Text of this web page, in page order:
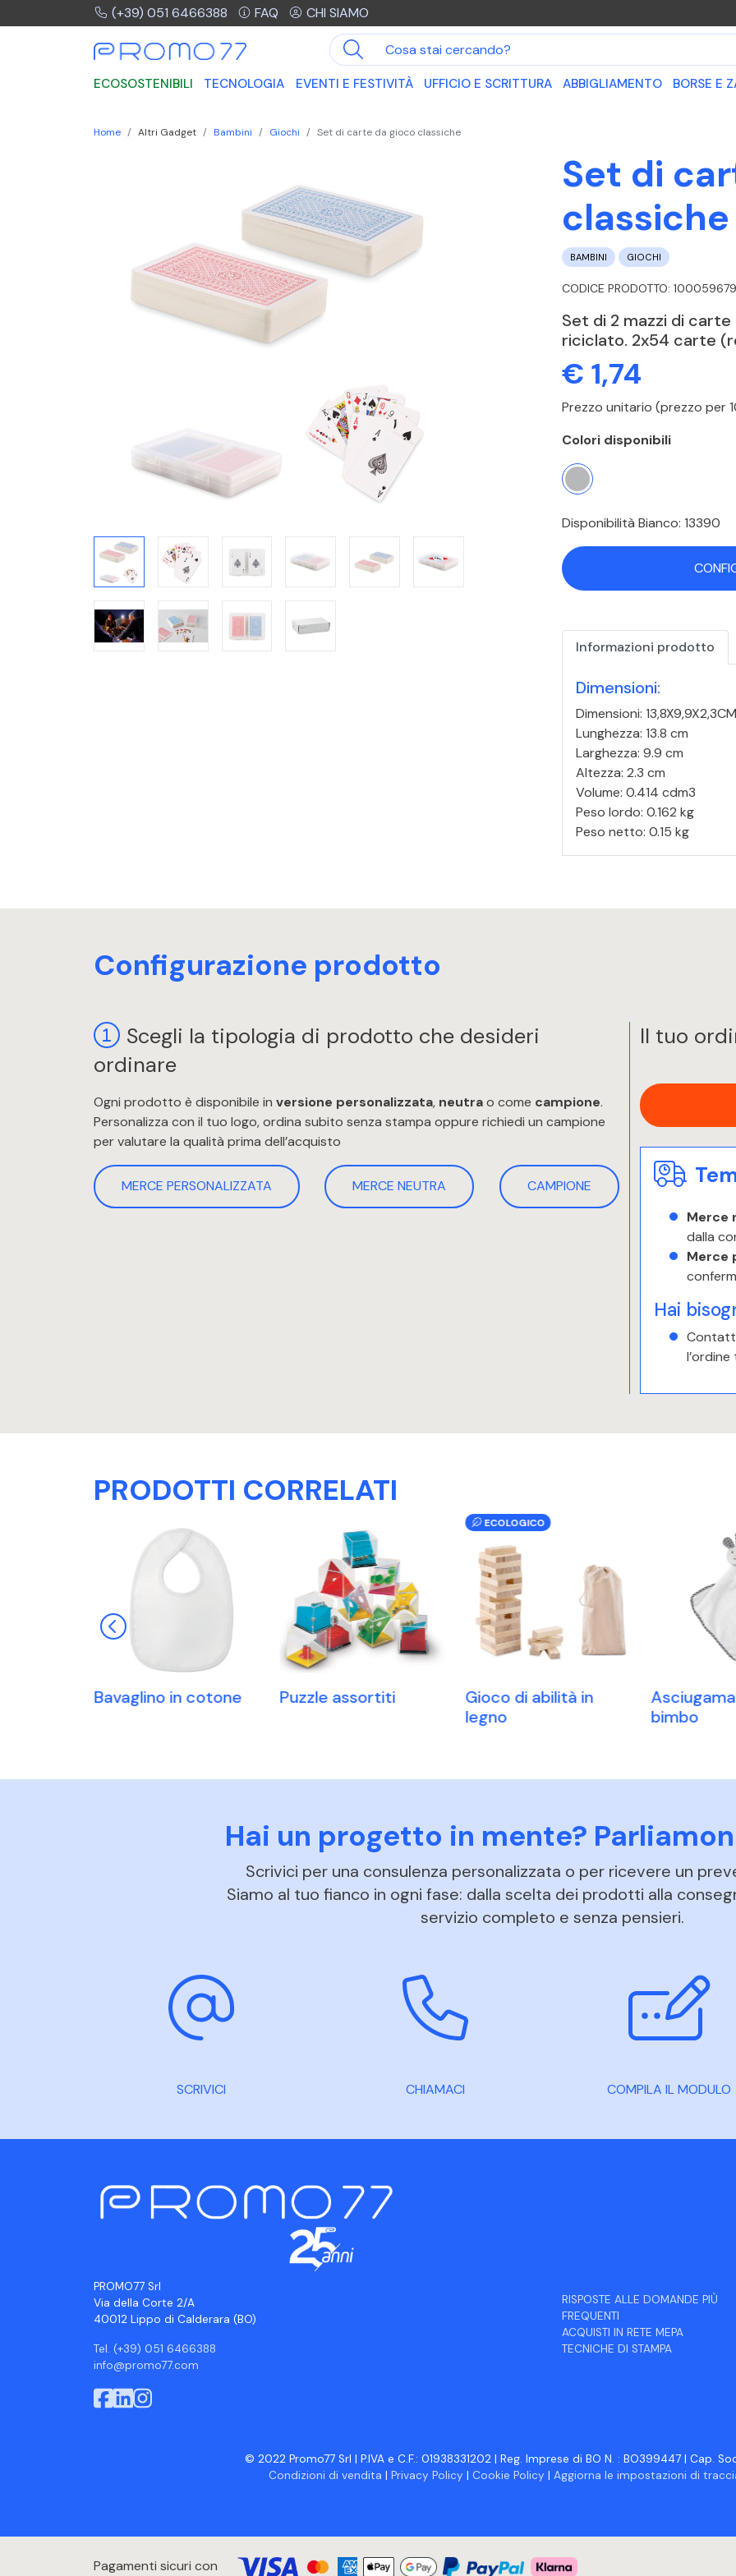
(+39) 051 6466388 FAQ CHI SIAMO
ECOSOSTENIBILI TECNOLOGIA EVENTI E FESTIVITÀ UFFICIO E SCRITTURA ABBIGLIAMENTO BORSE E
Home Altri Gadget Bambini Giochi Set di carte da gioco classiche
Set di
classiche
BAMBINI GIOCHI
CODICE PRODOTTO:
Set di 2 mazzi di
riciclato. 2x54 carte
€ 1,74
Prezzo unitario (prezzo per
Colori disponibili
Disponibilità Bianco: 13390
Informazioni prodotto
Dimensioni:
Dimensioni: 13,8X9,9X2,3CM
Lunghezza: 13.8 cm
Larghezza: 9.9 cm
Altezza: 2.3 cm
Volume: 0.414 cdm3
Peso lordo: 0.162 kg
Peso netto: 0.15 kg
Configurazione prodotto
Scegli la tipologia di prodotto che desideri
ordinare
Ogni prodotto è disponibile in versione personalizzata, neutrao come campione.
Personalizza con il tuo logo, ordina subito senza stampa oppure richiedi un campione
per valutare la qualità prima dell’acquisto
MERCE PERSONALIZZATA MERCE NEUTRA CAMPIONE
Il tuo
Merce
dalla
Merce
Hai
PRODOTTI CORRELATI
Bavaglino in cotone Puzzle assortiti
ECOLOGICO
Gioco di abilità in
legno
bimbo
Hai un progetto in mente?
Scrivici per una consulenza personalizzata o per ricevere un
Siamo al tuo fianco in ogni fase: dalla scelta dei prodotti alla
servizio completo e senza pensieri.
SCRIVICI CHIAMACI COMPILA IL MODULO
PROMO77 Srl
Via della Corte 2/A
40012 Lippo di Calderara (BO)
Tel. (+39) 051 6466388
info@promo77.com
RISPOSTE ALLE DOMANDE PIÙ
FREQUENTI
ACQUISTI IN RETE MEPA
TECNICHE DI STAMPA
© 2022 Promo77 Srl | P.IVA e C.F.: 01938331202 | Reg. Imprese di BO N. : BO399447 | Cap.
Condizioni di vendita | Privacy Policy | Cookie Policy | Aggiorna le impostazioni di
Pagamenti sicuri con